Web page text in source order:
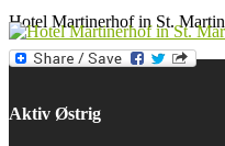
Hotel Martinerhof in St.
Aktiv Østrig